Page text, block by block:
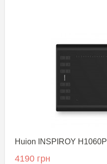
Huion INSPIROY H1060P
4190 грн